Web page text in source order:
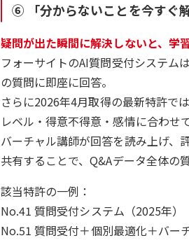
⑥ 「分からないことを今すぐ
疑問が出た瞬間に解決しないと、学
フォーサイトのAI質問受付システム
の質問に即座に回答。
さらに2026年4月取得の最新特許で
レベル・得意不得意・感情に合わせ
バーチャル講師が回答を読み上げ、
共有することで、Q&Aデータ全体の
該当特許の一例：
No.41 質問受付システム（2025年）
No.51 質問受付＋個別最適化＋バー